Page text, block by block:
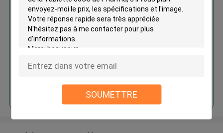
SOUMETTRE
Boîte pharmaceutique de petite
de pilule de boîte Tablette
argentée de papier d'impression
Continuer